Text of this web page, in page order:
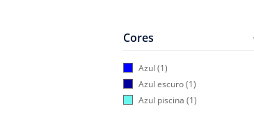
Cores
Azul (1)
Azul escuro(1)
Azul piscina (1)